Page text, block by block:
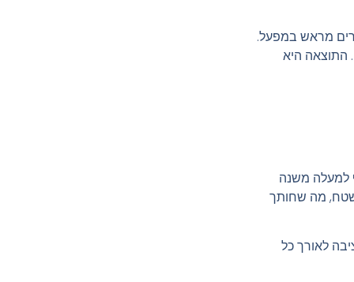
מראש במפעל.
התוצאה היא
למעלה משנה
מה שחותך
לאורך כל